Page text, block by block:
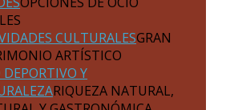
CULTURALESGRAN
ARTÍSTICO
DEPORTIVO Y
RIQUEZA NATURAL,